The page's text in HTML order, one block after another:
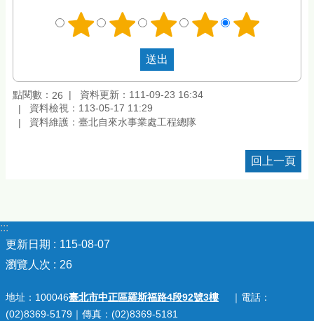
點閱數： 26
資料更新：111-09-23 16:34
資料檢視：113-05-17 11:29
資料維護：臺北自來水事業處工程總隊
回上一頁
:::
更新日期
115-08-07
瀏覽人次
26
地址：100046臺北市中正區羅斯福路4段92號3樓｜電話：
(02)8369-5179｜傳真：(02)8369-5181